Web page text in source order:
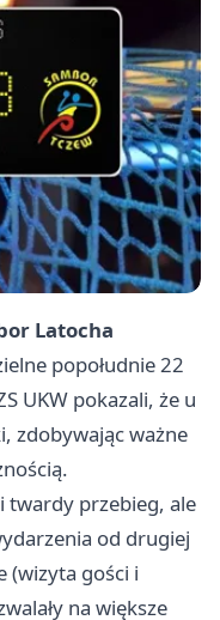
Latocha
popołudnie 22
UKW pokazali, że u
zdobywając ważne
twardy przebieg, ale
od drugiej
(wizyta gości i
na większe